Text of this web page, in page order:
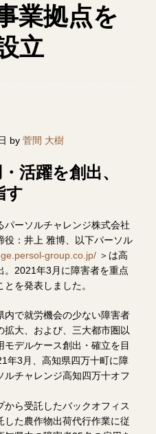
業拠点を
立
by 菅間 大樹
活躍を創出、
す
パーソルチャレンジ株式会社
役：井上 雅博、以下パーソル
group.co.jp/ ＞は高
。2021年3月に障害者を重点
を発表しました。
内で就労機会の少ない障害者
大、および、三大都市圏以
デルケース創出・確立を目
年3月、高知県四万十町に障
チャレンジ高知四万十オフ
ら受託したバックオフィス
した農作物出荷代行作業に従